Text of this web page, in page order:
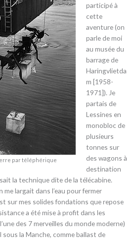
par téléphérique
participé à
cette
aventure (on
parle de moi
au musée du
barrage de
Haringvlietda
m [1958-
1971]). Je
partais de
Lessines en
monobloc de
plusieurs
tonnes sur
des wagons à
destination
la technique dite de la télécabine.
me largait dans l’eau pour fermer
sur mes solides fondations que repose
a été mise à profit dans les
des 7 merveilles du monde moderne)
la Manche, comme ballast de